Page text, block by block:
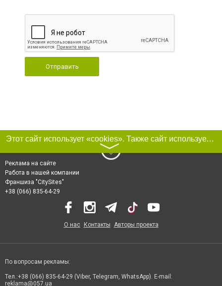
Отправить
Этот сайт использует «cookies». Также сайт использует интернет-сервис для сбора технических данных касательно посетителей с целью получения маркетинговой и статистической информации. Условия обработки данных посетителей сайта см.
〉
Реклама на сайте
Работа в нашей компании
Франшиза "CitySites"
+38 (066) 835-64-29
О нас Контакты Авторы проекта
По вопросам рекламы:
Тел.:+38 (066) 835-64-29 (Viber, Telegram, WhatsApp). E-mail:
reklama@057.ua